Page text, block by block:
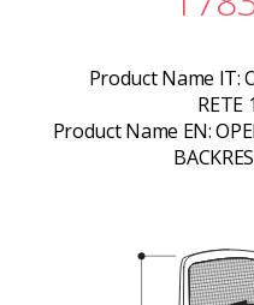
Product Name IT:
RETE
Product Name EN: